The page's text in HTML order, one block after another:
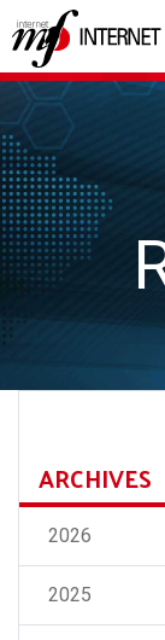
ARCHIVES
2026
2025